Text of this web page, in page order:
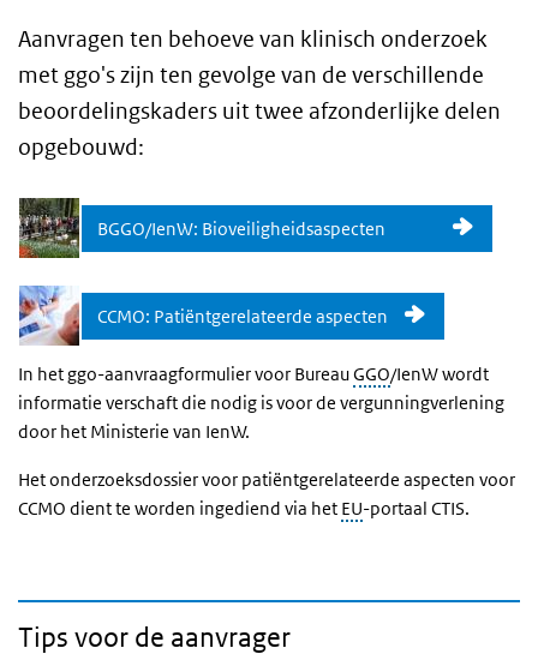
Aanvragen ten behoeve van klinisch onderzoek
met ggo's zijn ten gevolge van de verschillende
beoordelingskaders uit twee afzonderlijke delen
opgebouwd:
BGGO/IenW: Bioveiligheidsaspecten
CCMO: Patiëntgerelateerde aspecten
In het ggo-aanvraagformulier voor BureauGGO/IenW wordt
informatie verschaft die nodig is voor de vergunningverlening
door het Ministerie van IenW.
Het onderzoeksdossier voor patiëntgerelateerde aspecten voor
CCMO dient te worden ingediend via het EU-portaal CTIS.
Tips voor de aanvrager